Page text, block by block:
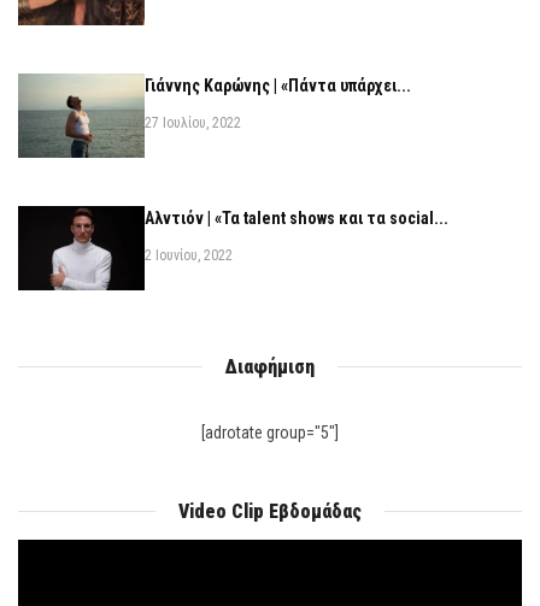
Γιάννης Καρώνης | «Πάντα υπάρχει...
27 Ιουλίου, 2022
Αλντιόν | «Τα talent shows και τα social...
2 Ιουνίου, 2022
Διαφήμιση
[adrotate group="5"]
Video Clip Εβδομάδας